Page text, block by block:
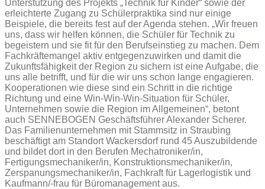
Unterstützung des Projekts „Technik für Kinder“ sowie der
erleichterte Zugang zu Schülerpraktika sind nur einige
Beispiele, die bereits fest auf der Agenda stehen. „Wir freuen
uns, dass wir helfen können, die Schüler für Technik zu
begeistern und sie fit für den Berufseinstieg zu machen. Dem
Fachkräftemangel aktiv entgegenzuwirken und damit die
Zukunftsfähigkeit der Region zu sichern ist eine Aufgabe, die
uns alle betrifft, und für die wir uns schon lange engagieren.
Kooperationen wie diese sind ein Schritt in die richtige
Richtung und eine Win-Win-Win-Situation für Schüler,
Unternehmen sowie die Region im Allgemeinen“, betont
auch SENNEBOGEN Geschäftsführer Alexander Scherer.
Das Familienunternehmen mit Stammsitz in Straubing
beschäftigt am Standort Wackersdorf rund 45 Auszubildende
und bildet dort in den Berufen Mechatroniker/in,
Fertigungsmechaniker/in, Konstruktionsmechaniker/in,
Zerspanungsmechaniker/in, Fachkraft für Lagerlogistik und
Kaufmann/-frau für Büromanagement aus.